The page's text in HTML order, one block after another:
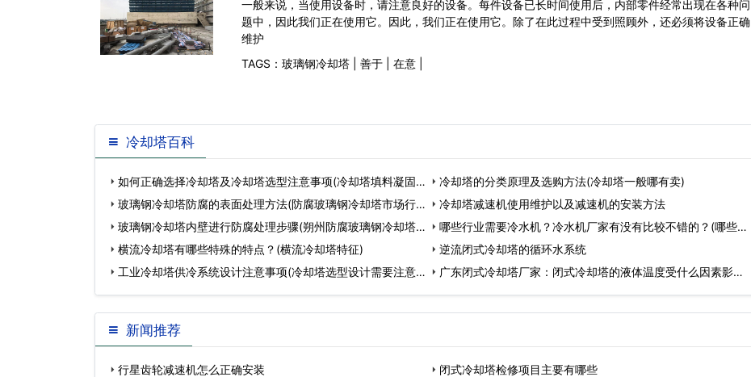
一般来说，当使用设备时，请注意良好的设备。每件设备已长时间使用后，内部零件经常出现在各种问
题中，因此我们正在使用它。因此，我们正在使用它。除了在此过程中受到照顾外，还必须将设备正确
维护
TAGS： 玻璃钢冷却塔| 善于| 在意|
冷却塔百科
如何正确选择冷却塔及冷却塔选型注意事项(冷却塔填料凝固怎
么拆除)…
冷却塔的分类原理及选购方法(冷却塔一般哪有卖)
玻璃钢冷却塔防腐的表面处理方法(防腐玻璃钢冷却塔市场行
情)…
冷却塔减速机使用维护以及减速机的安装方法
玻璃钢冷却塔内壁进行防腐处理步骤(朔州防腐玻璃钢冷却塔厂
家电话)…
哪些行业需要冷水机？冷水机厂家有没有比较不错的？(哪些行
业需要冷水机)…
横流冷却塔有哪些特殊的特点？(横流冷却塔特征)
逆流闭式冷却塔的循环水系统
工业冷却塔供冷系统设计注意事项(冷却塔选型设计需要注意什
么)…
广东闭式冷却塔厂家：闭式冷却塔的液体温度受什么因素影
响?(广东闭式冷…
新闻推荐
行星齿轮减速机怎么正确安装
闭式冷却塔检修项目主要有哪些